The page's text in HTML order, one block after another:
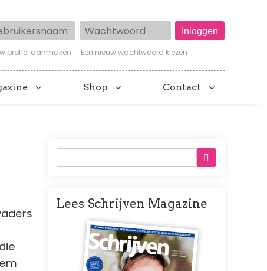
Wachtwoord
profiel aanmaken Een nieuw wachtwoord kiezen
Shop Contact
Lees Schrijven Magazine
Afbeelding